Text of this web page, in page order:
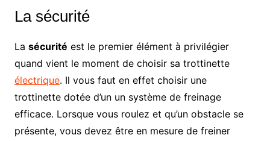
La sécurité
La sécurité est le premier élément à privilégier
quand vient le moment de choisir sa trottinette
électrique. Il vous faut en effet choisir une
trottinette dotée d’un un système de freinage
efficace. Lorsque vous roulez et qu’un obstacle se
présente, vous devez être en mesure de freiner